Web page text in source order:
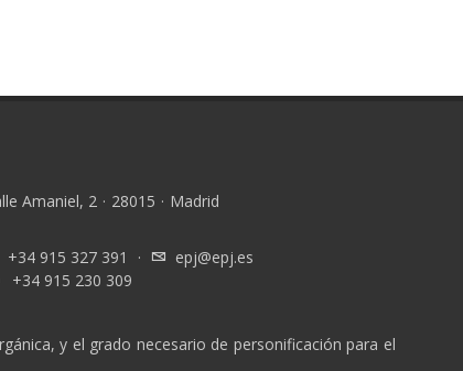
Amaniel, 2 · 28015 · Madrid
+34 915 327 391 ·
epj@epj.es
+34 915 230 309
y el grado necesario de personificación para el